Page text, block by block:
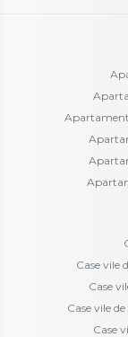
Case vile
Case
Case vile
Case